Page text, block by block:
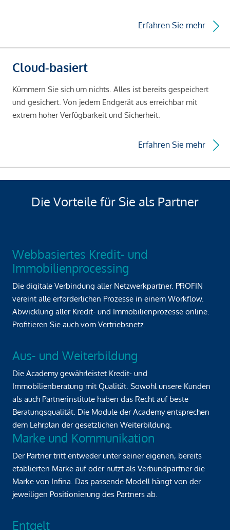
Erfahren Sie mehr
Cloud-basiert
Kümmern Sie sich um nichts. Alles ist bereits gespeichert
und gesichert. Von jedem Endgerät aus erreichbar mit
extrem hoher Verfügbarkeit und Sicherheit.
Erfahren Sie mehr
Die Vorteile für Sie als Partner
Webbasiertes Kredit- und
Immobilienprocessing
Die digitale Verbindung aller Netzwerkpartner. PROFIN
vereint alle erforderlichen Prozesse in einem Workflow.
Abwicklung aller Kredit- und Immobilienprozesse online.
Profitieren Sie auch vom Vertriebsnetz.
Aus- und Weiterbildung
Die Academy gewährleistet Kredit- und
Immobilienberatung mit Qualität. Sowohl unsere Kunden
als auch Partnerinstitute haben das Recht auf beste
Beratungsqualität. Die Module der Academy entsprechen
dem Lehrplan der gesetzlichen Weiterbildung.
Marke und Kommunikation
Der Partner tritt entweder unter seiner eigenen, bereits
etablierten Marke auf oder nutzt als Verbundpartner die
Marke von Infina. Das passende Modell hängt von der
jeweiligen Positionierung des Partners ab.
Entgelt